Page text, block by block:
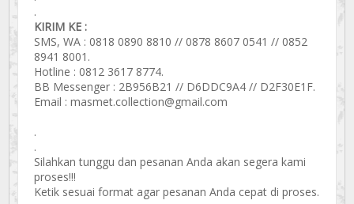
.
KIRIM KE :
SMS, WA : 0818 0890 8810 // 0878 8607 0541 // 0852
8941 8001.
Hotline : 0812 3617 8774.
BB Messenger : 2B956B21 // D6DDC9A4 // D2F30E1F.
Email : masmet.collection@gmail.com
.
.
Silahkan tunggu dan pesanan Anda akan segera kami
proses!!!
Ketik sesuai format agar pesanan Anda cepat di proses.